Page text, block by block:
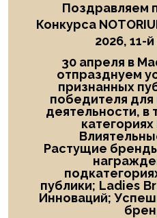
Поздравляем
Конкурса
2026, 11-
30 апреля в
отпразднуем
признанных
победителя
деятельности, в
Растущие
публики; Ladies
Инноваций;